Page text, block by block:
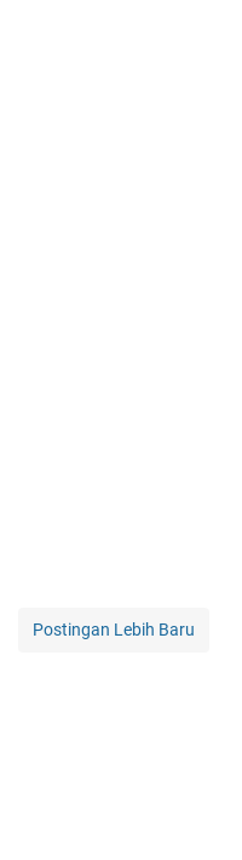
Postingan Lebih Baru